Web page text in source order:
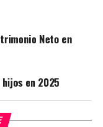
Neto en
en 2025